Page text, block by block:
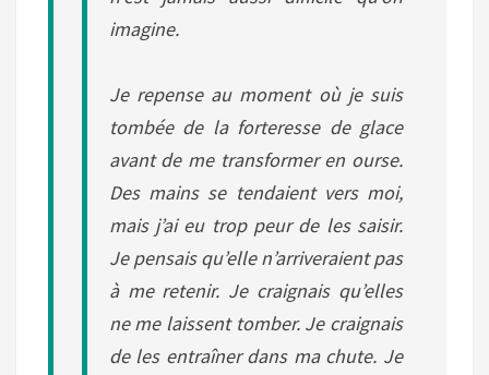
imagine.
Je repense au moment où je suis
tombée de la forteresse de glace
avant de me transformer en ourse.
Des mains se tendaient vers moi,
mais j’ai eu trop peur de les saisir.
Je pensais qu’elle n’arriveraient pas
à me retenir. Je craignais qu’elles
ne me laissent tomber. Je craignais
de les entraîner dans ma chute. Je